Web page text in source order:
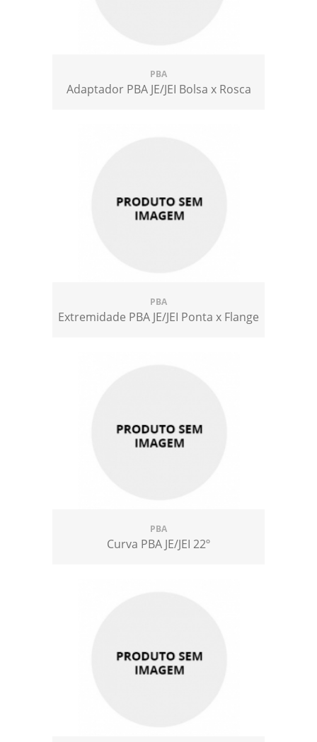
PBA
Adaptador PBA JE/JEI Bolsa x Rosca
PBA
Extremidade PBA JE/JEI Ponta x Flange
PBA
Curva PBA JE/JEI 22º